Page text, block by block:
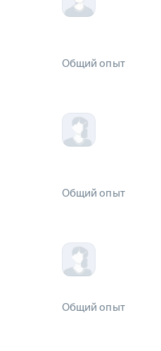
Общий опыт
Общий опыт
Общий опыт